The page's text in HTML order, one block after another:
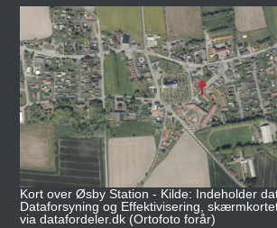
Kort over Øsby Station - Kilde: Indeholder
Dataforsyning og Effektivisering,
via datafordeler.dk (Ortofoto forår)